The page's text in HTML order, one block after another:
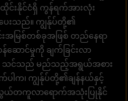
င်းနိုင်ငံရှိ ကွန်ရက်အားလုံး
ေးသည်။ ကျွန်ုပ်တို့၏
အမြစ်တစ်ခုအဖြစ် တည်နေရာ
န်ဆောင်မှုကို ချက်ခြင်းလာ
။ သင်သည် မည်သည့်အရွယ်အစား
ပါက၊ ကျွန်ုပ်တို့၏ချန်နယ်နှင့်
တကူလာရောက်အသုံးပြုနိုင်